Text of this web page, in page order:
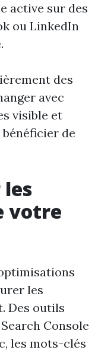
active sur des
ou LinkedIn
des
avec
visible et
bénéficier de
votre
les
Des outils
Console
les mots-clés